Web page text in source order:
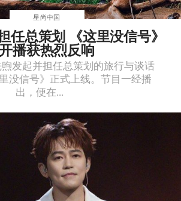
星尚中国
任总策划 《这里没信号》
播获热烈反响
发起并担任总策划的旅行与谈话
没信号》正式上线。节目一经播
出，便在...